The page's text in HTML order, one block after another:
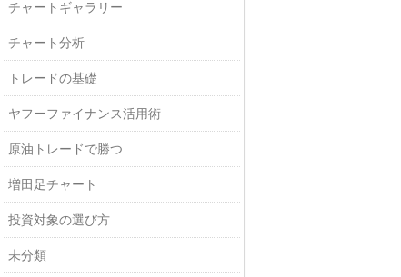
チャートギャラリー
チャート分析
トレードの基礎
ヤフーファイナンス活用術
原油トレードで勝つ
増田足チャート
投資対象の選び方
未分類